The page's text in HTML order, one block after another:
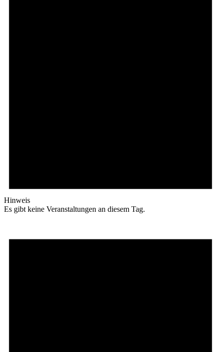
Hinweis
Es gibt keine Veranstaltungen an diesem Tag.